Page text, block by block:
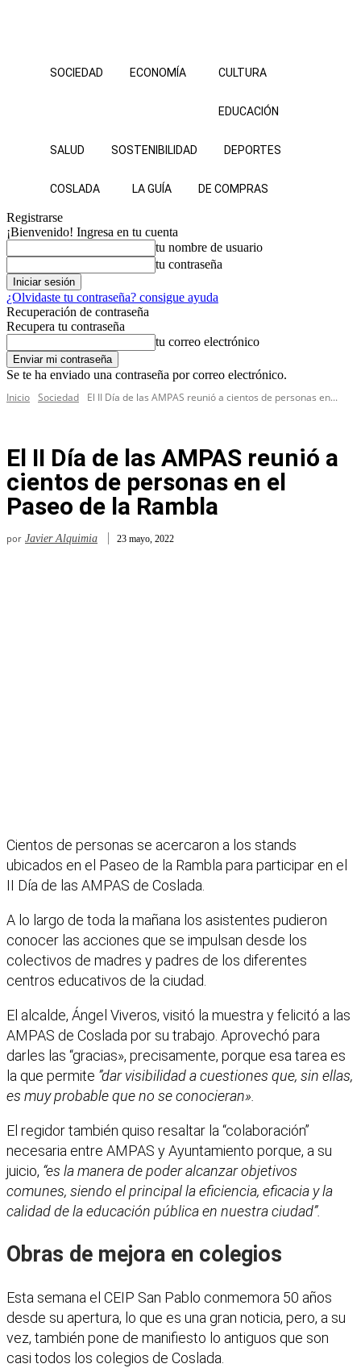
SOCIEDAD ECONOMÍA CULTURA
EDUCACIÓN
SALUD SOSTENIBILIDAD DEPORTES
COSLADA LA GUÍA DE COMPRAS
Registrarse
¡Bienvenido! Ingresa en tu cuenta
tu nombre de usuario
tu contraseña
¿Olvidaste tu contraseña? consigue ayuda
Recuperación de contraseña
Recupera tu contraseña
tu correo electrónico
Se te ha enviado una contraseña por correo electrónico.
Inicio Sociedad El II Día de las AMPAS reunió a cientos de personas en...
El II Día de las AMPAS reunió a
cientos de personas en el
Paseo de la Rambla
por Javier Alquimia 23 mayo, 2022
Cientos de personas se acercaron a los stands
ubicados en el Paseo de la Rambla para participar en el
II Día de las AMPAS de Coslada.
A lo largo de toda la mañana los asistentes pudieron
conocer las acciones que se impulsan desde los
colectivos de madres y padres de los diferentes
centros educativos de la ciudad.
El alcalde, Ángel Viveros, visitó la muestra y felicitó a las
AMPAS de Coslada por su trabajo. Aprovechó para
darles las “gracias», precisamente, porque esa tarea es
la que permite ”dar visibilidad a cuestiones que, sin ellas,
es muy probable que no se conocieran».
El regidor también quiso resaltar la “colaboración”
necesaria entre AMPAS y Ayuntamiento porque, a su
juicio, “es la manera de poder alcanzar objetivos
comunes, siendo el principal la eficiencia, eficacia y la
calidad de la educación pública en nuestra ciudad”.
Obras de mejora en colegios
Esta semana el CEIP San Pablo conmemora 50 años
desde su apertura, lo que es una gran noticia, pero, a su
vez, también pone de manifiesto lo antiguos que son
casi todos los colegios de Coslada.